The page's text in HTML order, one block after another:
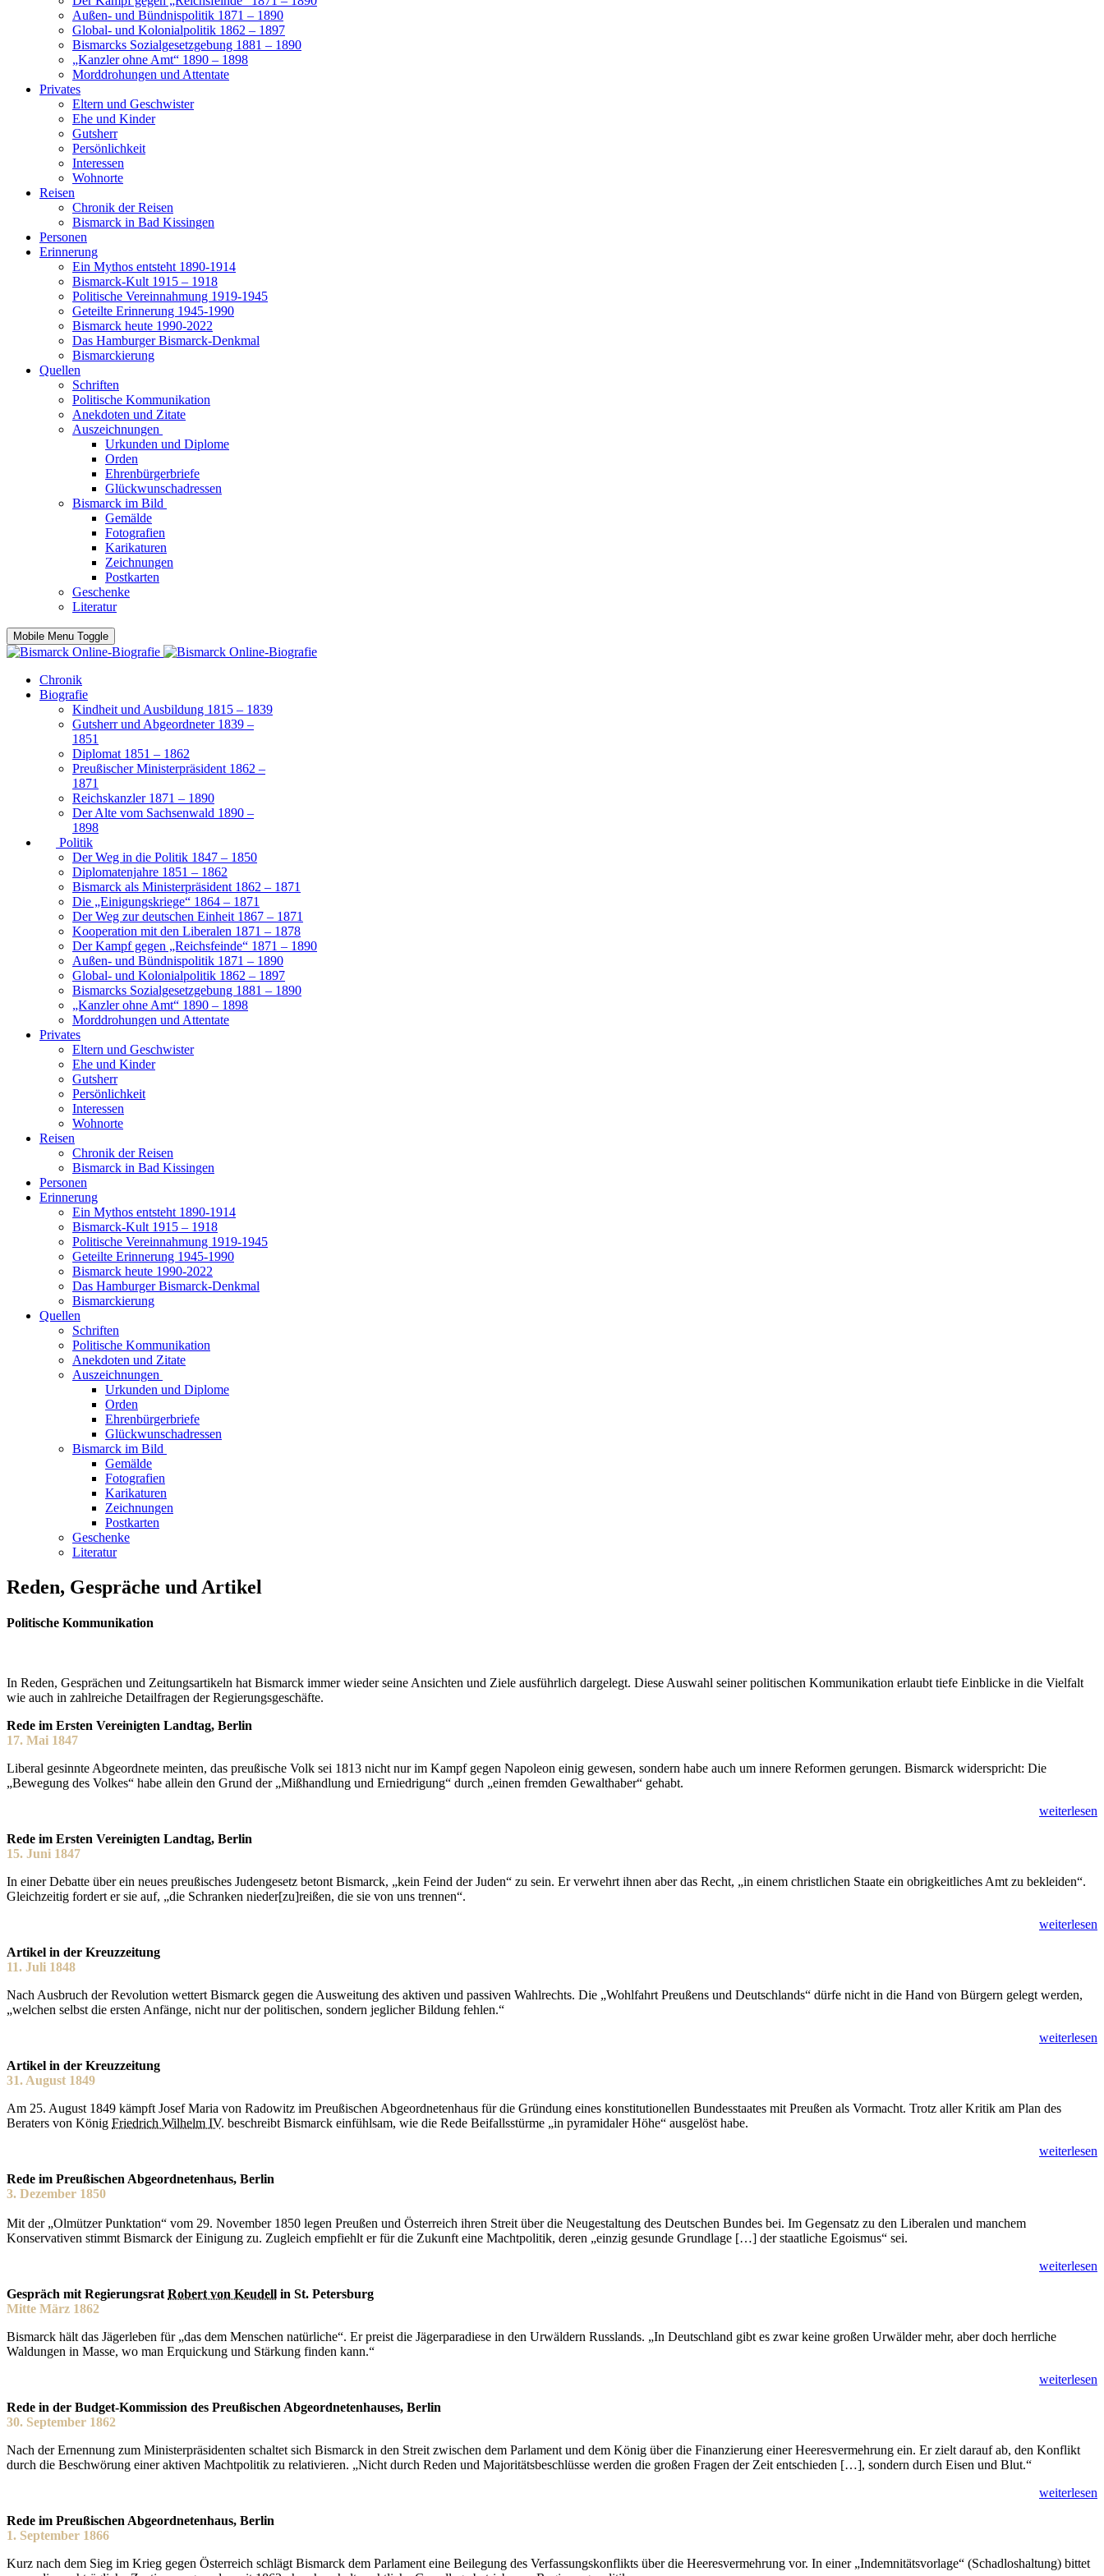
Außen- und Bündnispolitik 1871 – 1890
Global- und Kolonialpolitik 1862 – 1897
Bismarcks Sozialgesetzgebung 1881 – 1890
„Kanzler ohne Amt“ 1890 – 1898
Morddrohungen und Attentate
Privates
Eltern und Geschwister
Ehe und Kinder
Gutsherr
Persönlichkeit
Interessen
Wohnorte
Reisen
Chronik der Reisen
Bismarck in Bad Kissingen
Personen
Erinnerung
Ein Mythos entsteht 1890-1914
Bismarck-Kult 1915 – 1918
Politische Vereinnahmung 1919-1945
Geteilte Erinnerung 1945-1990
Bismarck heute 1990-2022
Das Hamburger Bismarck-Denkmal
Bismarckierung
Quellen
Schriften
Politische Kommunikation
Anekdoten und Zitate
Auszeichnungen
Urkunden und Diplome
Orden
Ehrenbürgerbriefe
Glückwunschadressen
Bismarck im Bild
Gemälde
Fotografien
Karikaturen
Zeichnungen
Postkarten
Geschenke
Literatur
Mobile Menu Toggle
Chronik
Biografie
Kindheit und Ausbildung 1815 – 1839
Gutsherr und Abgeordneter 1839 –
1851
Diplomat 1851 – 1862
Preußischer Ministerpräsident 1862 –
1871
Reichskanzler 1871 – 1890
Der Alte vom Sachsenwald 1890 –
1898
Politik
Der Weg in die Politik 1847 – 1850
Diplomatenjahre 1851 – 1862
Bismarck als Ministerpräsident 1862 – 1871
Die „Einigungskriege“ 1864 – 1871
Der Weg zur deutschen Einheit 1867 – 1871
Kooperation mit den Liberalen 1871 – 1878
Der Kampf gegen „Reichsfeinde“ 1871 – 1890
Außen- und Bündnispolitik 1871 – 1890
Global- und Kolonialpolitik 1862 – 1897
Bismarcks Sozialgesetzgebung 1881 – 1890
„Kanzler ohne Amt“ 1890 – 1898
Morddrohungen und Attentate
Privates
Eltern und Geschwister
Ehe und Kinder
Gutsherr
Persönlichkeit
Interessen
Wohnorte
Reisen
Chronik der Reisen
Bismarck in Bad Kissingen
Personen
Erinnerung
Ein Mythos entsteht 1890-1914
Bismarck-Kult 1915 – 1918
Politische Vereinnahmung 1919-1945
Geteilte Erinnerung 1945-1990
Bismarck heute 1990-2022
Das Hamburger Bismarck-Denkmal
Bismarckierung
Quellen
Schriften
Politische Kommunikation
Anekdoten und Zitate
Auszeichnungen
Urkunden und Diplome
Orden
Ehrenbürgerbriefe
Glückwunschadressen
Bismarck im Bild
Gemälde
Fotografien
Karikaturen
Zeichnungen
Postkarten
Geschenke
Literatur
Reden, Gespräche und Artikel
Politische Kommunikation
In Reden, Gesprächen und Zeitungsartikeln hat Bismarck immer wieder seine Ansichten und Ziele ausführlich dargelegt. Diese Auswahl seiner politischen Kommunikation erlaubt tiefe Einblicke in die Vielfalt
wie auch in zahlreiche Detailfragen der Regierungsgeschäfte.
Rede im Ersten Vereinigten Landtag, Berlin
17. Mai 1847
Liberal gesinnte Abgeordnete meinten, das preußische Volk sei 1813 nicht nur im Kampf gegen Napoleon einig gewesen, sondern habe auch um innere Reformen gerungen. Bismarck widerspricht: Die
„Bewegung des Volkes“ habe allein den Grund der „Mißhandlung und Erniedrigung“ durch „einen fremden Gewalthaber“ gehabt.
weiterlesen
Rede im Ersten Vereinigten Landtag, Berlin
15. Juni 1847
In einer Debatte über ein neues preußisches Judengesetz betont Bismarck, „kein Feind der Juden“ zu sein. Er verwehrt ihnen aber das Recht, „in einem christlichen Staate ein obrigkeitliches Amt zu bekleiden“.
Gleichzeitig fordert er sie auf, „die Schranken nieder[zu]reißen, die sie von uns trennen“.
weiterlesen
Artikel in der Kreuzzeitung
11. Juli 1848
Nach Ausbruch der Revolution wettert Bismarck gegen die Ausweitung des aktiven und passiven Wahlrechts. Die „Wohlfahrt Preußens und Deutschlands“ dürfe nicht in die Hand von Bürgern gelegt werden,
„welchen selbst die ersten Anfänge, nicht nur der politischen, sondern jeglicher Bildung fehlen.“
weiterlesen
Artikel in der Kreuzzeitung
31. August 1849
Am 25. August 1849 kämpft Josef Maria von Radowitz im Preußischen Abgeordnetenhaus für die Gründung eines konstitutionellen Bundesstaates mit Preußen als Vormacht. Trotz aller Kritik am Plan des
Beraters von König Friedrich Wilhelm IV. beschreibt Bismarck einfühlsam, wie die Rede Beifallsstürme „in pyramidaler Höhe“ ausgelöst habe.
weiterlesen
Rede im Preußischen Abgeordnetenhaus, Berlin
3. Dezember 1850
Mit der „Olmützer Punktation“ vom 29. November 1850 legen Preußen und Österreich ihren Streit über die Neugestaltung des Deutschen Bundes bei. Im Gegensatz zu den Liberalen und manchem
Konservativen stimmt Bismarck der Einigung zu. Zugleich empfiehlt er für die Zukunft eine Machtpolitik, deren „einzig gesunde Grundlage […] der staatliche Egoismus“ sei.
weiterlesen
Gespräch mit RegierungsratRobert von Keudell in St. Petersburg
Mitte März 1862
Bismarck hält das Jägerleben für „das dem Menschen natürliche“. Er preist die Jägerparadiese in den Urwäldern Russlands. „In Deutschland gibt es zwar keine großen Urwälder mehr, aber doch herrliche
Waldungen in Masse, wo man Erquickung und Stärkung finden kann.“
weiterlesen
Rede in der Budget-Kommission des Preußischen Abgeordnetenhauses, Berlin
30. September 1862
Nach der Ernennung zum Ministerpräsidenten schaltet sich Bismarck in den Streit zwischen dem Parlament und dem König über die Finanzierung einer Heeresvermehrung ein. Er zielt darauf ab, den Konflikt
durch die Beschwörung einer aktiven Machtpolitik zu relativieren. „Nicht durch Reden und Majoritätsbeschlüsse werden die großen Fragen der Zeit entschieden […], sondern durch Eisen und Blut.“
weiterlesen
Rede im Preußischen Abgeordnetenhaus, Berlin
1. September 1866
Kurz nach dem Sieg im Krieg gegen Österreich schlägt Bismarck dem Parlament eine Beilegung des Verfassungskonflikts über die Heeresvermehrung vor. In einer „Indemnitätsvorlage“ (Schadloshaltung) bittet